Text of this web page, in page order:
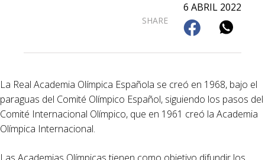
6 ABRIL 2022
SHARE
La Real Academia Olímpica Española se creó en 1968, bajo el
paraguas del Comité Olímpico Español, siguiendo los pasos del
Comité Internacional Olímpico, que en 1961 creó la Academia
Olímpica Internacional.